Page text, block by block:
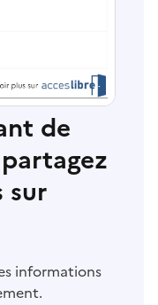
de
sur
informations